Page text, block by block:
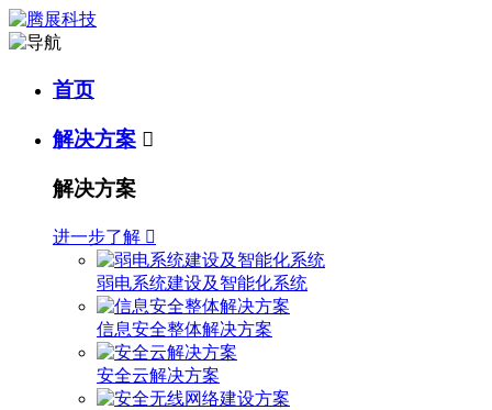
首页
解决方案 
解决方案
进一步了解 
弱电系统建设及智能化系统
信息安全整体解决方案
安全云解决方案